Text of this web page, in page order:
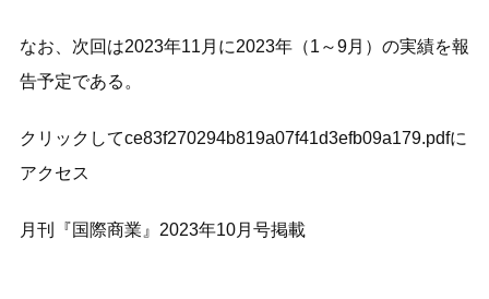
なお、次回は2023年11月に2023年（1～9月）の実績を報
告予定である。
クリックしてce83f270294b819a07f41d3efb09a179.pdfに
アクセス
月刊『国際商業』2023年10月号掲載